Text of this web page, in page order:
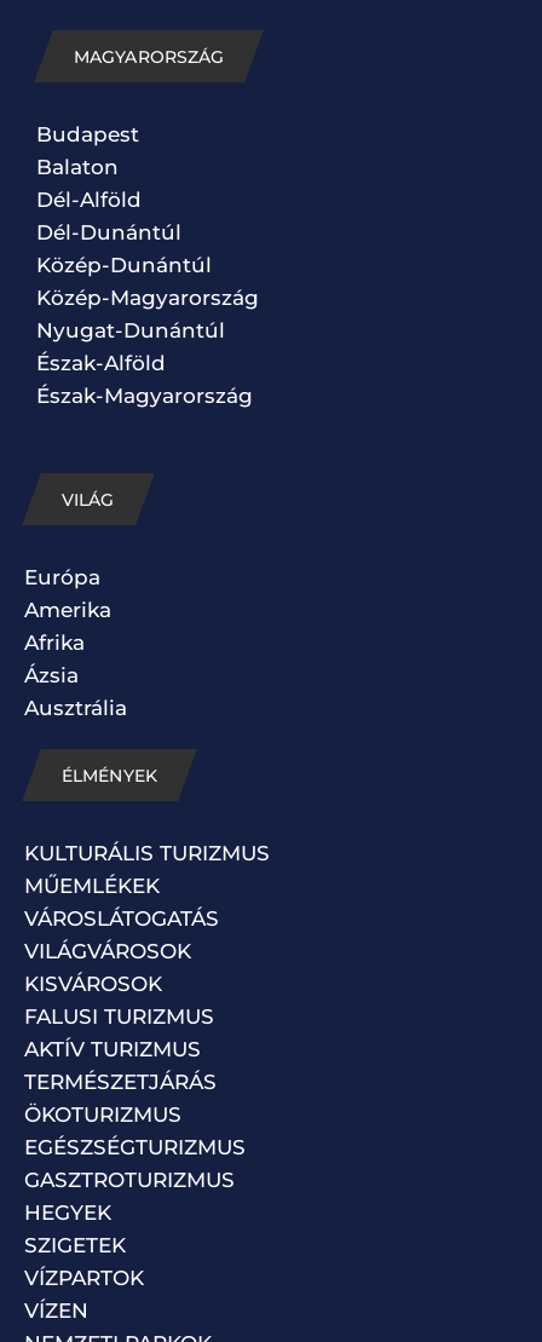
MAGYARORSZÁG
Budapest
Balaton
Dél-Alföld
Dél-Dunántúl
Közép-Dunántúl
Közép-Magyarország
Nyugat-Dunántúl
Észak-Alföld
Észak-Magyarország
VILÁG
Európa
Amerika
Afrika
Ázsia
Ausztrália
ÉLMÉNYEK
KULTURÁLIS TURIZMUS
MŰEMLÉKEK
VÁROSLÁTOGATÁS
VILÁGVÁROSOK
KISVÁROSOK
FALUSI TURIZMUS
AKTÍV TURIZMUS
TERMÉSZETJÁRÁS
ÖKOTURIZMUS
EGÉSZSÉGTURIZMUS
GASZTROTURIZMUS
HEGYEK
SZIGETEK
VÍZPARTOK
VÍZEN